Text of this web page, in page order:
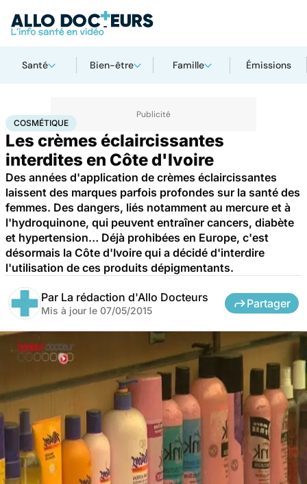
Santé Bien-être Famille Émissions
AccueilSantéMaladies Cosmétique
COSMÉTIQUE
Les crèmes éclaircissantes
interdites en Côte d'Ivoire
Des années d'application de crèmes éclaircissantes
laissent des marques parfois profondes sur la santé des
femmes. Des dangers, liés notamment au mercure et à
l'hydroquinone, qui peuvent entraîner cancers, diabète
et hypertension… Déjà prohibées en Europe, c'est
désormais la Côte d'Ivoire qui a décidé d'interdire
l'utilisation de ces produits dépigmentants.
Par La rédaction d'Allo Docteurs
Mis à jour le 07/05/2015
Partager